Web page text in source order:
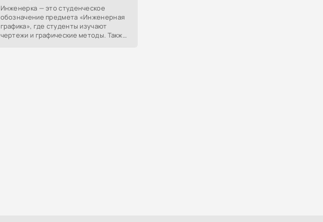
Инженерка — это студенческое
обозначение предмета «Инженерная
графика», где студенты изучают
чертежи и графические методы. Также